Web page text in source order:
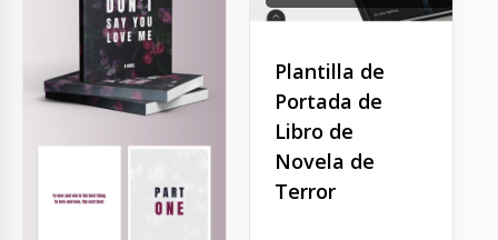
Plantilla de
Portada de
Libro de
Novela de
Terror